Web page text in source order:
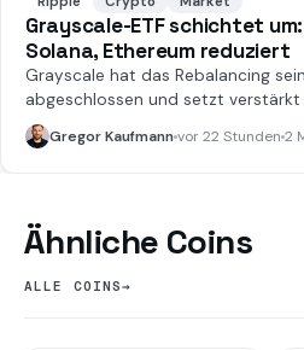
Grayscale-ETF schichtet
Solana, Ethereum reduziert
Grayscale hat das Rebalancing
abgeschlossen und setzt verstärkt
Bitcoin.
Gregor Kaufmannvor 22 Stunden 2
Ähnliche Coins
ALLE COINS→